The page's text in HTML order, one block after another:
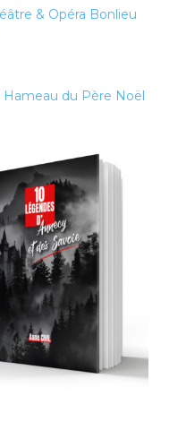
& Opéra Bonlieu
Hameau du Père Noël